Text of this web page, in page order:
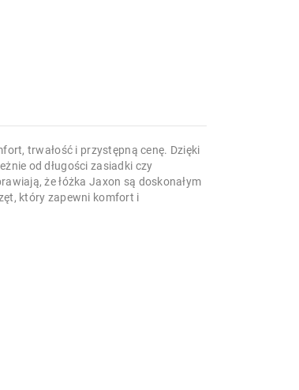
trwałość i przystępną cenę. Dzięki
od długości zasiadki czy
że łóżka Jaxon są doskonałym
który zapewni komfort i